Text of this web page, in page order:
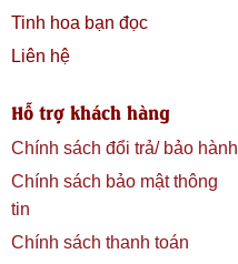
Tinh hoa bạn đọc
Liên hệ
Hỗ trợ khách hàng
Chính sách đổi trả/ bảo hành
Chính sách bảo mật thông
tin
Chính sách thanh toán